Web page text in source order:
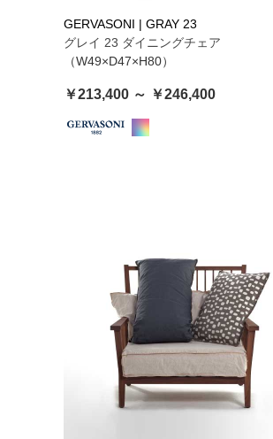
GERVASONI | GRAY 23
グレイ 23 ダイニングチェア
（W49×D47×H80）
￥213,400 ～ ￥246,400